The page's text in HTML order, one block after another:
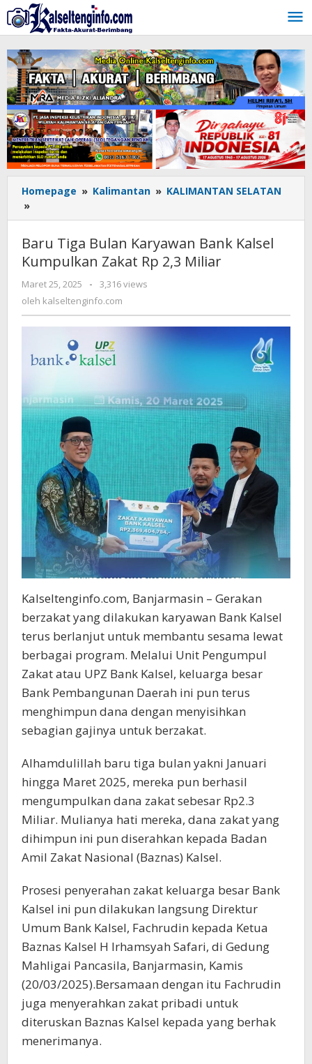
Lewati
ke
konten
Homepage » Kalimantan » KALIMANTAN SELATAN
»
Tiga
Karyawan
Bank
Kalsel
Kumpulkan
Zakat
Miliar
Baru Tiga Bulan Karyawan Bank Kalsel
Kumpulkan Zakat Rp 2,3 Miliar
Maret 25, 2025
oleh
kalseltenginfo.com
-
3,316 views
oleh kalseltenginfo.com
Kalseltenginfo.com, Banjarmasin – Gerakan
berzakat yang dilakukan karyawan Bank Kalsel
terus berlanjut untuk membantu sesama lewat
berbagai program. Melalui Unit Pengumpul
Zakat atau UPZ Bank Kalsel, keluarga besar
Bank Pembangunan Daerah ini pun terus
menghimpun dana dengan menyisihkan
sebagian gajinya untuk berzakat.
Alhamdulillah baru tiga bulan yakni Januari
hingga Maret 2025, mereka pun berhasil
mengumpulkan dana zakat sebesar Rp2.3
Miliar. Mulianya hati mereka, dana zakat yang
dihimpun ini pun diserahkan kepada Badan
Amil Zakat Nasional (Baznas) Kalsel.
Prosesi penyerahan zakat keluarga besar Bank
Kalsel ini pun dilakukan langsung Direktur
Umum Bank Kalsel, Fachrudin kepada Ketua
Baznas Kalsel H Irhamsyah Safari, di Gedung
Mahligai Pancasila, Banjarmasin, Kamis
(20/03/2025).Bersamaan dengan itu Fachrudin
juga menyerahkan zakat pribadi untuk
diteruskan Baznas Kalsel kepada yang berhak
menerimanya.